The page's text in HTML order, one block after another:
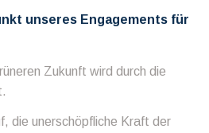
unseres Engagements für
Zukunft wird durch die
die unerschöpfliche Kraft der